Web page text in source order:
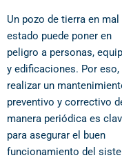
Un pozo de tierra en mal
estado puede poner en
peligro a personas,
y edificaciones. Por eso,
realizar un
preventivo y correctivo
manera periódica es
para asegurar el buen
funcionamiento del